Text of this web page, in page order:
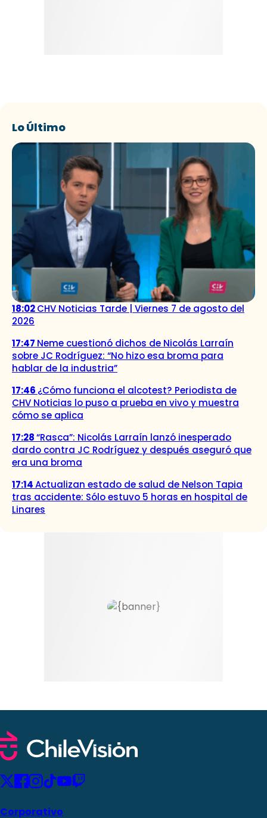
Lo Último
18:02CHV Noticias Tarde | Viernes 7 de agosto del
2026
17:47 Neme cuestionó dichos de Nicolás Larraín
sobre JC Rodríguez: “No hizo esa broma para
hablar de la industria”
17:46 ¿Cómo funciona el alcotest? Periodista de
CHV Noticias lo puso a prueba en vivo y muestra
cómo se aplica
17:28“Rasca”: Nicolás Larraín lanzó inesperado
dardo contra JC Rodríguez y después aseguró que
era una broma
17:14Actualizan estado de salud de Nelson Tapia
tras accidente: Sólo estuvo 5 horas en hospital de
Linares
Corporativo